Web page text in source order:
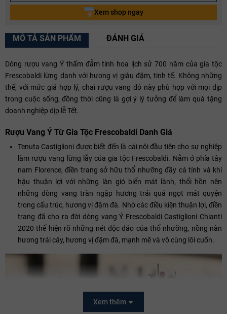
Xem shop ngay
MÔ TẢ SẢN PHẨM ĐÁNH GIÁ
Dòng rượu vang Ý thấm đẫm tinh hoa lịch sử 700 năm của gia tộc
Frescobaldi lừng danh với hương vị giàu đậm, tinh tế. Không những
thế, với mức giá hợp lý, chai rượu vang đỏ này phù hợp với mọi dịp
trong cuộc sống, đồng thời cũng là gợi ý lý tưởng để làm quà tặng
doanh nghiệp dịp lễ Tết.
Rượu Vang Ý Từ Gia Tộc Frescobaldi Danh Giá
Tenuta Castiglioni được biết đến là cái nôi đầu tiên cho sự nghiệp
làm rượu vang lừng lẫy của gia tộc Frescobaldi. Nằm ở phía tây
nam Florence, điền trang sở hữu thổ nhưỡng đầy cá tính và khí
hậu thuận lợi với những làn gió biển mát lành, thổi hồn nên
những dòng vang tràn ngập hương trái quả ngọt mát quyện
trong cấu trúc, hương vị đậm đà. Nhờ các điều kiện thuận lợi, điền
trang đã cho ra đời dòng vang Ý Frescobaldi Castiglioni Chianti
2020 thể hiện rõ những nét độc đáo của thổ nhưỡng, nồng nàn
hương trái cây, hương vị đậm đà, mạnh mẽ và vô cùng lôi cuốn.
Xem thêm